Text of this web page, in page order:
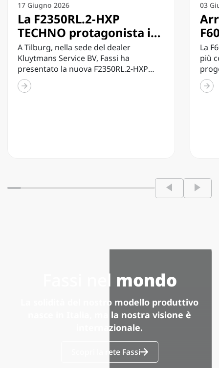
17 Giugno 2026
La F2350RL.2-HXP
TECHNO protagonista in
Olanda: Fassi presenta a
Tilburg la più grande
configurazione TECHNO
mai realizzata
A Tilburg, nella sede del dealer
Kluytmans Service BV, Fassi ha
presentato la nuova F2350RL.2-HXP
TECHNO nella configurazione a 8...
03
La
più
Fassi nel mondo
La solidità del nostro modello produttivo
nasce in Italia, ma la nostra visione è
internazionale.
Scopri la rete Fassi